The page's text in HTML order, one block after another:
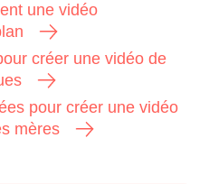
une vidéo
créer une vidéo de
pour créer une vidéo
mères